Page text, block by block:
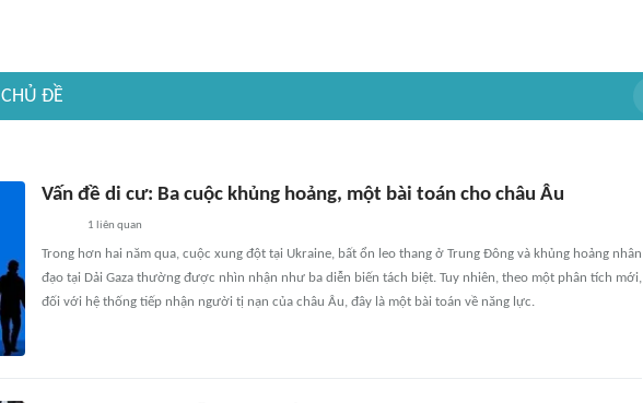
CHỦ ĐỀ
Vấn đề di cư: Ba cuộc khủng hoảng, một bài toán cho châu Âu
1 liên quan
Trong hơn hai năm qua, cuộc xung đột tại Ukraine, bất ổn leo thang ở Trung Đông và khủng hoảng nhân
đạo tại Dải Gaza thường được nhìn nhận như ba diễn biến tách biệt. Tuy nhiên, theo một phân tích mới,
đối với hệ thống tiếp nhận người tị nạn của châu Âu, đây là một bài toán về năng lực.